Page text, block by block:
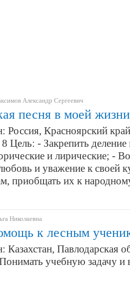
Александр Сергеевич
песня в моей жизни
Россия, Красноярский
Цель: - Закрепить
и лирические; -
и уважение к своей
приобщать их к
Николаевна
к лесным
Казахстан, Павлодарская
учебную задачу и